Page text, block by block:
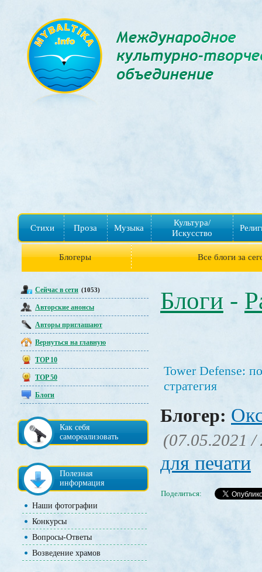
Стихи Проза Музыка
Культура/
Искусство
Блогеры Все блоги за
Сейчас в сети (1053)
Авторские анонсы
Авторы приглашают
Вернуться на главную
TOP 10
TOP 50
Блоги
Как себя
самореализовать
Полезная
информация
Наши фотографии
Конкурсы
Вопросы-Ответы
Возведение храмов
Блоги -
Tower Defense:
стратегия
Блогер:
(07.05.2021 /
для печати
Поделиться: